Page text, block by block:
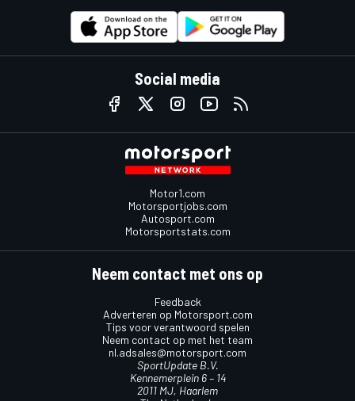
Social media
Motor1.com
Motorsportjobs.com
Autosport.com
Motorsportstats.com
Neem contact met ons op
Feedback
Adverteren op Motorsport.com
Tips voor verantwoord spelen
Neem contact op met het team
nl.adsales@motorsport.com
SportUpdate B.V.
Kennemerplein 6 – 14
2011 MJ, Haarlem